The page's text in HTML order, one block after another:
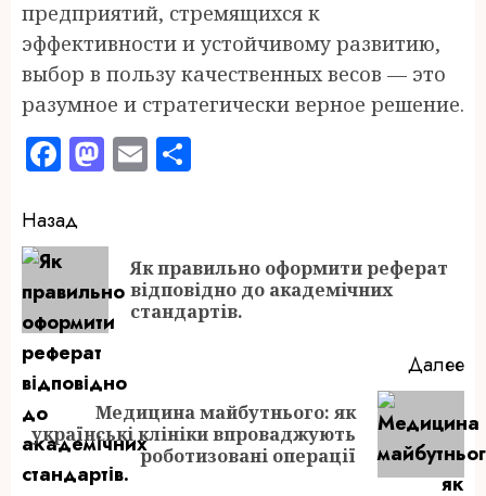
предприятий, стремящихся к
эффективности и устойчивому развитию,
выбор в пользу качественных весов — это
разумное и стратегически верное решение.
Facebook
Mastodon
Email
Продолжить
чтение
Назад
Як правильно оформити реферат
відповідно до академічних
стандартів.
Далее
Следующая
запись:
Медицина майбутнього: як
українські клініки впроваджують
роботизовані операції